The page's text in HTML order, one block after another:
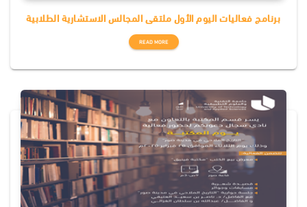
برنامج فعاليات اليوم الأول ملتقى المجالس الاستشارية الطلابية
READ MORE